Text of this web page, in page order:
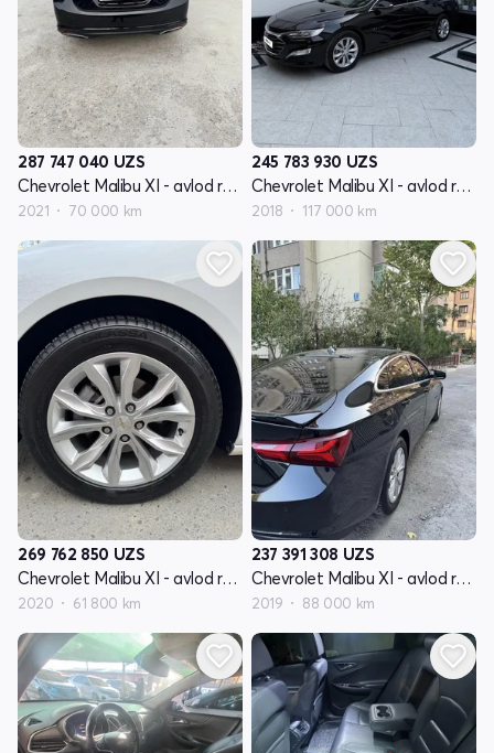
287 747 040 UZS
Chevrolet Malibu XI - avlod restyling
2021 70 000 km
245 783 930 UZS
Chevrolet Malibu XI - avlod restyling
2018 117 000 km
269 762 850 UZS
Chevrolet Malibu XI - avlod restyling
2020 61 800 km
237 391 308 UZS
Chevrolet Malibu XI - avlod restyling
2019 88 000 km